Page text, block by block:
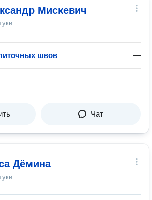
Мискевич
швов —
Чат
Дёмина